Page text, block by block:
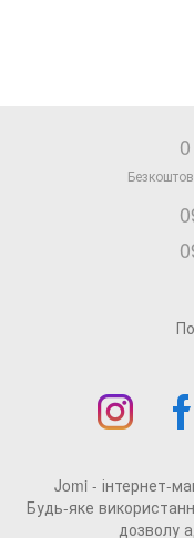
Jomi - інтернет-
Будь-яке
дозволу